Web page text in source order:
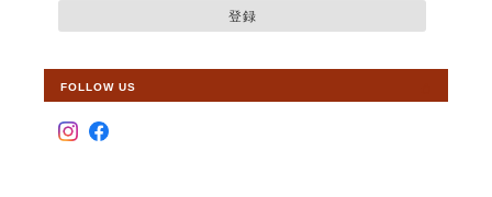
て大変光栄です。また、リピート購入も
登録
FOLLOW US